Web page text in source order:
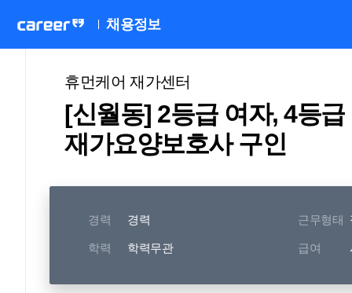
채용정보
휴먼케어 재가센터
[신월동] 2등급 여자, 4등
재가요양보호사 구인
경력 경력 근무형태
학력 학력무관 급여